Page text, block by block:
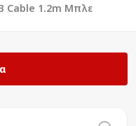
Cable 1.2m Μπλε